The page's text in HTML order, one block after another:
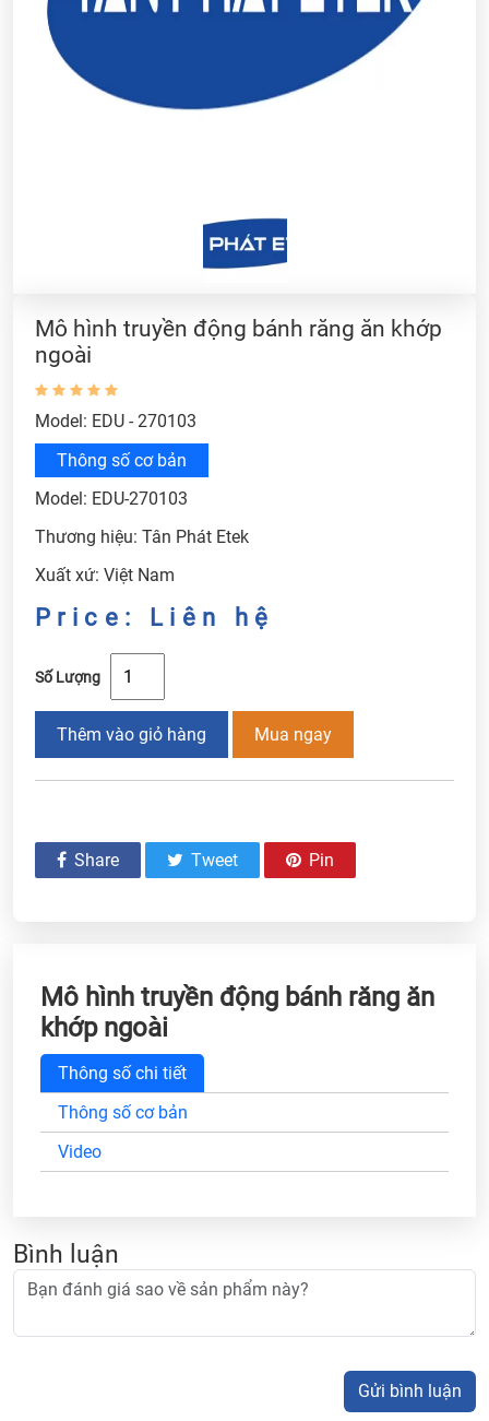
Mô hình truyền động bánh răng ăn khớp
ngoài
Model: EDU - 270103
Thông số cơ bản
Model: EDU-270103
Thương hiệu: Tân Phát Etek
Xuất xứ: Việt Nam
Price: Liên hệ
Số Lượng
Thêm vào giỏ hàng Mua ngay
Share Tweet Pin
Mô hình truyền động bánh răng ăn
khớp ngoài
Thông số chi tiết
Thông số cơ bản
Video
Bình luận
Gửi bình luận